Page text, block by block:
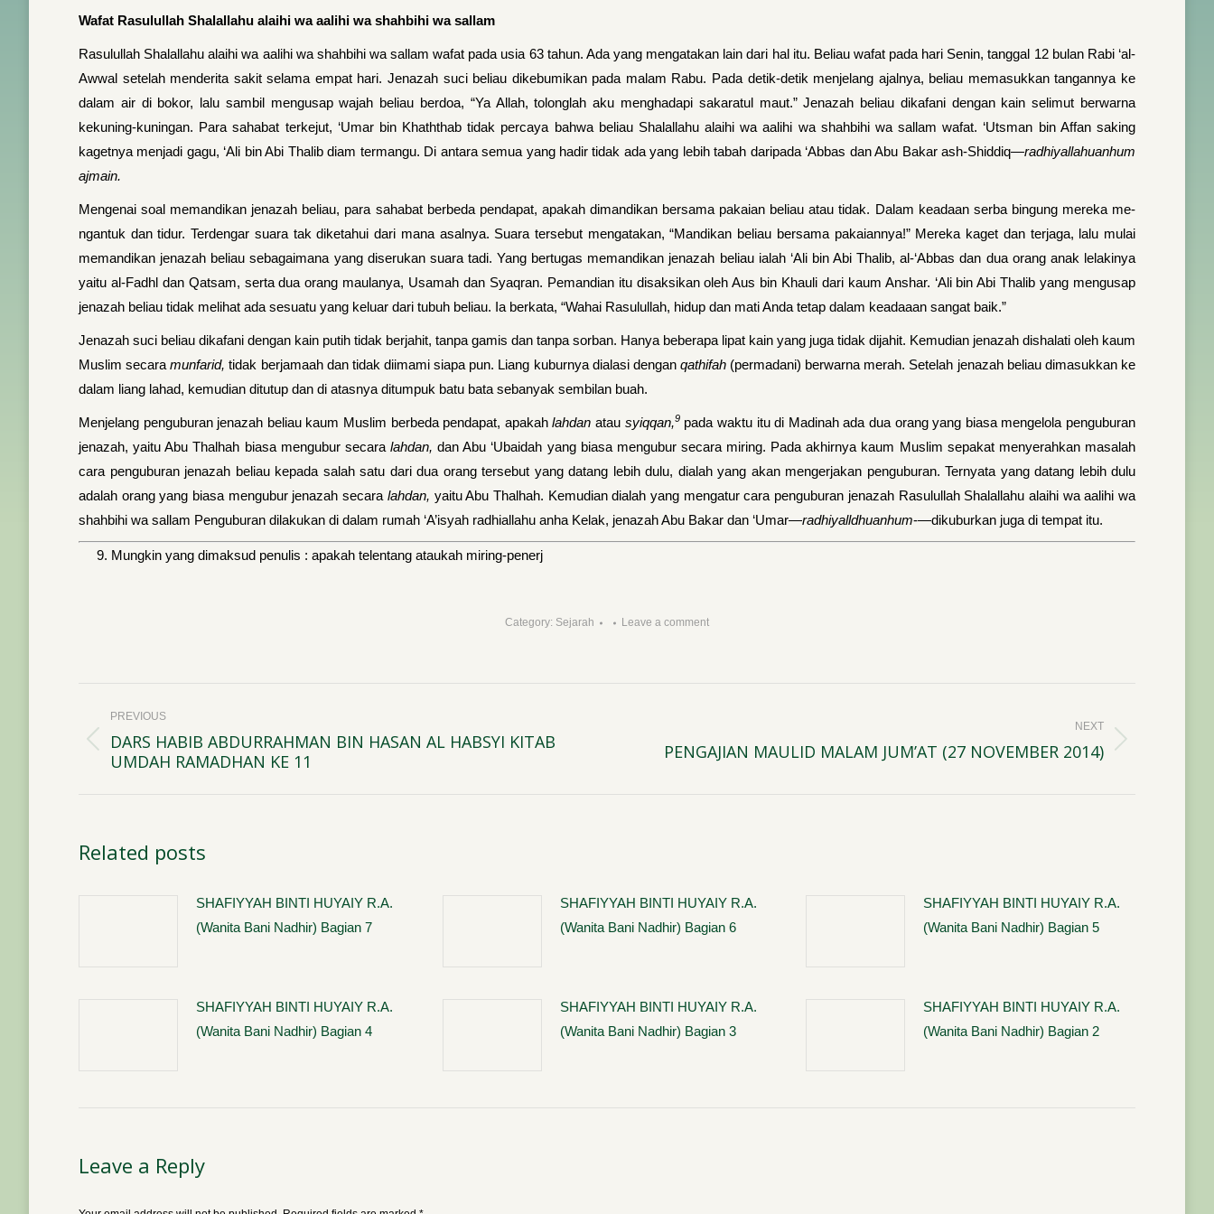
Wafat Rasulullah Shalallahu alaihi wa aalihi wa shahbihi wa sallam
Rasulullah Shalallahu alaihi wa aalihi wa shahbihi wa sallam wafat pada usia 63 tahun. Ada yang me­ngatakan lain dari hal itu. Beliau wafat pada hari Senin, tanggal 12 bulan Rabi ‘al-
Awwal setelah menderita sakit se­lama empat hari. Jenazah suci beliau dikebumikan pada malam Rabu. Pada detik-detik menjelang ajalnya, beliau me­masukkan tangannya ke
dalam air di bokor, lalu sambil mengusap wajah beliau berdoa, “Ya Allah, tolonglah aku menghadapi sakaratul maut.” Jenazah beliau dikafani de­ngan kain selimut berwarna
kekuning-kuningan. Para saha­bat terkejut, ‘Umar bin Khaththab tidak percaya bahwa beliau Shalallahu alaihi wa aalihi wa shahbihi wa sallam wafat. ‘Utsman bin Affan saking
kagetnya menjadi gagu, ‘Ali bin Abi Thalib diam termangu. Di antara semua yang hadir tidak ada yang lebih tabah daripada ‘Abbas dan Abu Bakar ash-Shiddiq—radhiyallahuanhum
ajmain.
Mengenai soal memandikan jenazah beliau, para saha­bat berbeda pendapat, apakah dimandikan bersama pakaian beliau atau tidak. Dalam keadaan serba bingung mereka me­
ngantuk dan tidur. Terdengar suara tak diketahui dari mana asalnya. Suara tersebut mengatakan, “Mandikan beliau ber­sama pakaiannya!” Mereka kaget dan terjaga, lalu mulai
memandikan jenazah beliau sebagaimana yang diserukan suara tadi. Yang bertugas memandikan jenazah beliau ialah ‘Ali bin Abi Thalib, al-‘Abbas dan dua orang anak lelakinya
yaitu al-Fadhl dan Qatsam, serta dua orang maulanya, Usamah dan Syaqran. Pemandian itu disaksikan oleh Aus bin Khauli dari kaum Anshar. ‘Ali bin Abi Thalib yang meng­usap
jenazah beliau tidak melihat ada sesuatu yang keluar dari tubuh beliau. Ia berkata, “Wahai Rasulullah, hidup dan mati Anda tetap dalam keadaaan sangat baik.”
Jenazah suci beliau dikafani dengan kain putih tidak berjahit, tanpa gamis dan tanpa sorban. Hanya beberapa lipat kain yang juga tidak dijahit. Kemudian jenazah dishalati oleh kaum
Muslim secaramunfarid, tidak berjamaah dan tidak diimami siapa pun. Liang kuburnya dialasi dengan qathifah(permadani) berwarna merah. Setelah jenazah beliau dimasukkan ke
dalam liang lahad, kemudian ditutup dan di atasnya ditumpuk batu bata sebanyak sembilan buah.
Menjelang penguburan jenazah beliau kaum Muslim berbeda pendapat, apakahlahdan atau syiqqan,9pada waktu itu di Madinah ada dua orang yang biasa mengelola penguburan
jenazah, yaitu Abu Thalhah biasa mengubur secara lahdan, dan Abu ‘Ubaidah yang biasa mengubur secara mi­ring. Pada akhirnya kaum Muslim sepakat menyerahkan masalah
cara penguburan jenazah beliau kepada salah satu dari dua orang tersebut yang datang lebih dulu, dialah yang akan mengerjakan penguburan. Ternyata yang datang lebih dulu
adalah orang yang biasa mengubur jenazah secara lah­dan, yaitu Abu Thalhah. Kemudian dialah yang mengatur cara penguburan jenazah Rasulullah Shalallahu alaihi wa aalihi wa
shahbihi wa sallam Penguburan dila­kukan di dalam rumah ‘A’isyah radhiallahu anha Kelak, jenazah Abu Ba­kar dan ‘Umar—radhiyalldhuanhum-—dikuburkan juga di tempat itu.
9. Mungkin yang dimaksud penulis : apakah telentang ataukah miring-penerj
Category: Sejarah Leave a comment
Post
navigation
PREVIOUS
Previous
DARS HABIB ABDURRAHMAN BIN HASAN AL HABSYI KITAB
UMDAH RAMADHAN KE 11
NEXT
PENGAJIAN MAULID MALAM JUM’AT (27 NOVEMBER 2014)
Related posts
SHAFIYYAH BINTI HUYAIY R.A.
(Wanita Bani Nadhir) Bagian 7
SHAFIYYAH BINTI HUYAIY R.A.
(Wanita Bani Nadhir) Bagian 6
SHAFIYYAH BINTI HUYAIY R.A.
(Wanita Bani Nadhir) Bagian 5
SHAFIYYAH BINTI HUYAIY R.A.
(Wanita Bani Nadhir) Bagian 4
SHAFIYYAH BINTI HUYAIY R.A.
(Wanita Bani Nadhir) Bagian 3
SHAFIYYAH BINTI HUYAIY R.A.
(Wanita Bani Nadhir) Bagian 2
Leave a Reply